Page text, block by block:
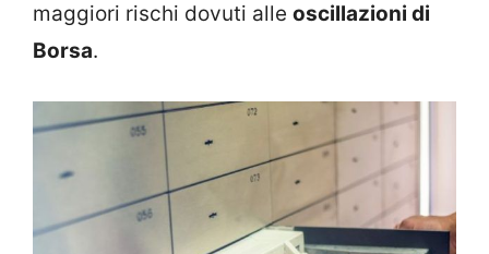
maggiori rischi dovuti alle oscillazioni di
Borsa.